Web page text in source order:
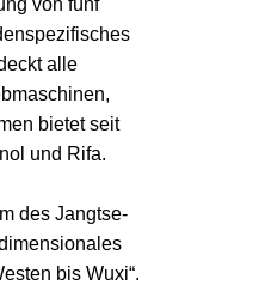
alle
bietet seit
und Rifa.
des Jangtse-
bis Wuxi“.